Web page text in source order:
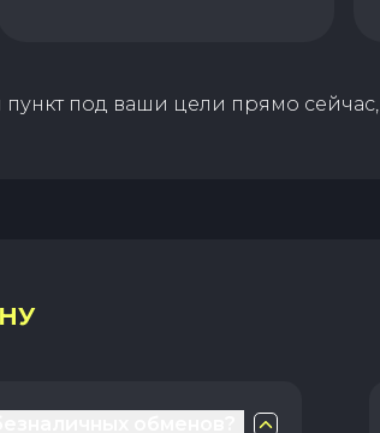
под ваши цели прямо сейчас,